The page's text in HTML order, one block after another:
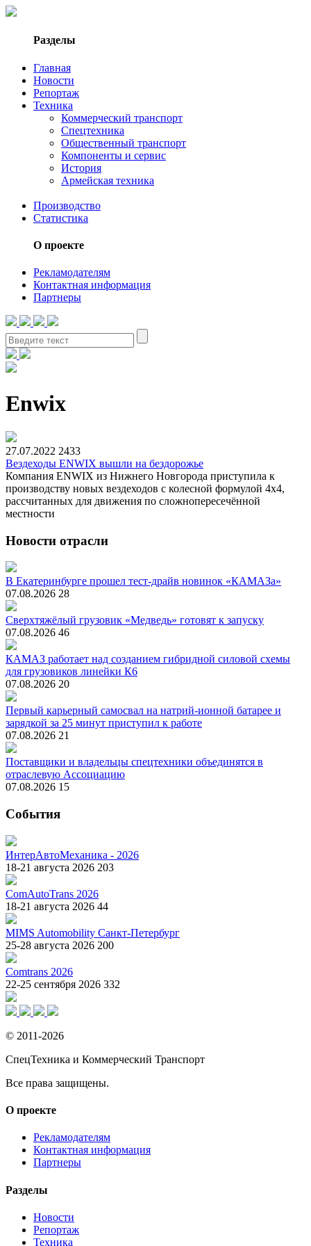
Разделы
Главная
Новости
Репортаж
Техника
Коммерческий транспорт
Спецтехника
Общественный транспорт
Компоненты и сервис
История
Армейская техника
Производство
Статистика
О проекте
Рекламодателям
Контактная информация
Партнеры
Enwix
27.07.2022 2433
Вездеходы ENWIX вышли на бездорожье
Компания ENWIX из Нижнего Новгорода приступила к
производству новых вездеходов с колесной формулой 4х4,
рассчитанных для движения по сложнопересечённой
местности
Новости отрасли
В Екатеринбурге прошел тест-драйв новинок «КАМАЗа»
07.08.2026 28
Сверхтяжёлый грузовик «Медведь» готовят к запуску
07.08.2026 46
КАМАЗ работает над созданием гибридной силовой схемы
для грузовиков линейки К6
07.08.2026 20
Первый карьерный самосвал на натрий-ионной батарее и
зарядкой за 25 минут приступил к работе
07.08.2026 21
Поставщики и владельцы спецтехники объединятся в
отраслевую Ассоциацию
07.08.2026 15
События
ИнтерАвтоМеханика - 2026
18-21 августа 2026 203
ComAutoTrans 2026
18-21 августа 2026 44
MIMS Automobility Санкт-Петербург
25-28 августа 2026 200
Comtrans 2026
22-25 сентября 2026 332
© 2011-2026
СпецТехника и Коммерческий Транспорт
Все права защищены.
О проекте
Рекламодателям
Контактная информация
Партнеры
Разделы
Новости
Репортаж
Техника